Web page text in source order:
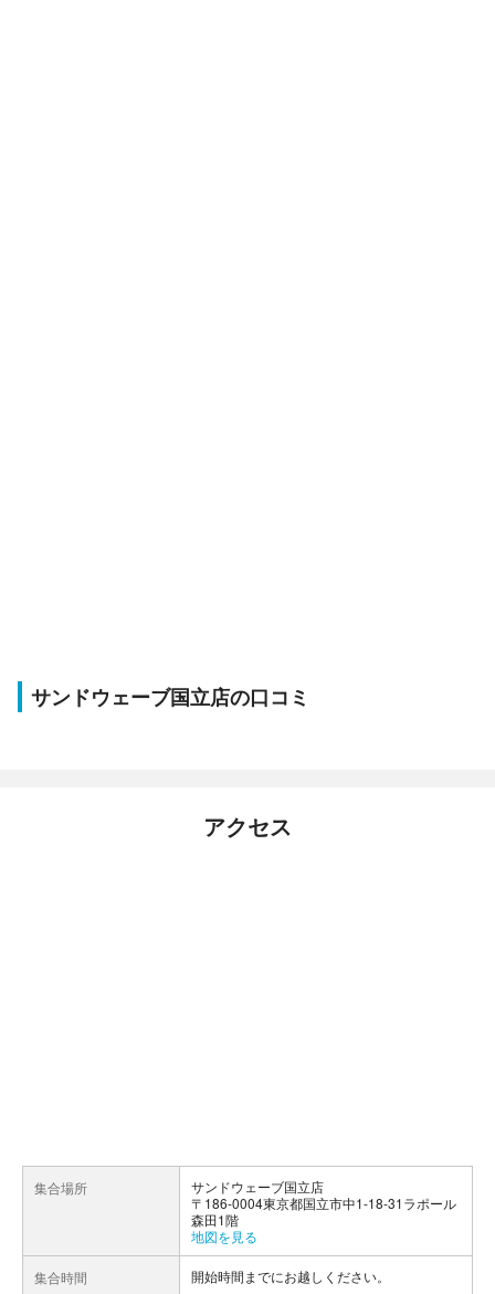
サンドウェーブ国立店の口コミ
アクセス
集合場所
サンドウェーブ国立店
〒186-0004東京都国立市中1-18-31ラポール
森田1階
地図を見る
集合時間 開始時間までにお越しください。